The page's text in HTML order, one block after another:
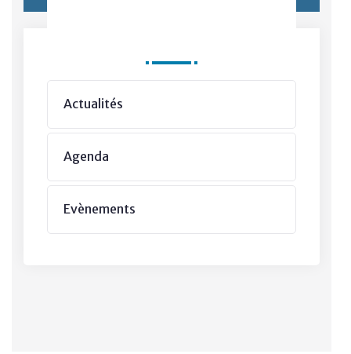
Actualités
Agenda
Evènements